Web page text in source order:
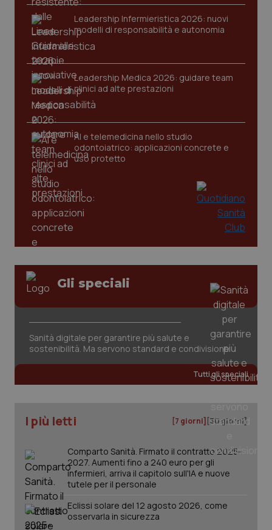
Leadership Infermieristica 2026: nuovi
modelli di responsabilità e autonomia
Leadership Medica 2026: guidare team
clinici ad alte prestazioni
AI e telemedicina nello studio
odontoiatrico: applicazioni concrete e
uso protetto
Gli speciali
Sanità digitale per garantire più salute e
sostenibilità. Ma servono standard e condivisione
Tutti gli speciali
I più letti [7 giorni] [30 giorni]
Comparto Sanità. Firmato il contratto 2025-
2027. Aumenti fino a 240 euro per gli
infermieri, arriva il capitolo sull'IA e nuove
tutele per il personale
Eclissi solare del 12 agosto 2026, come
osservarla in sicurezza
tracking-sites-ironfish-
session-id